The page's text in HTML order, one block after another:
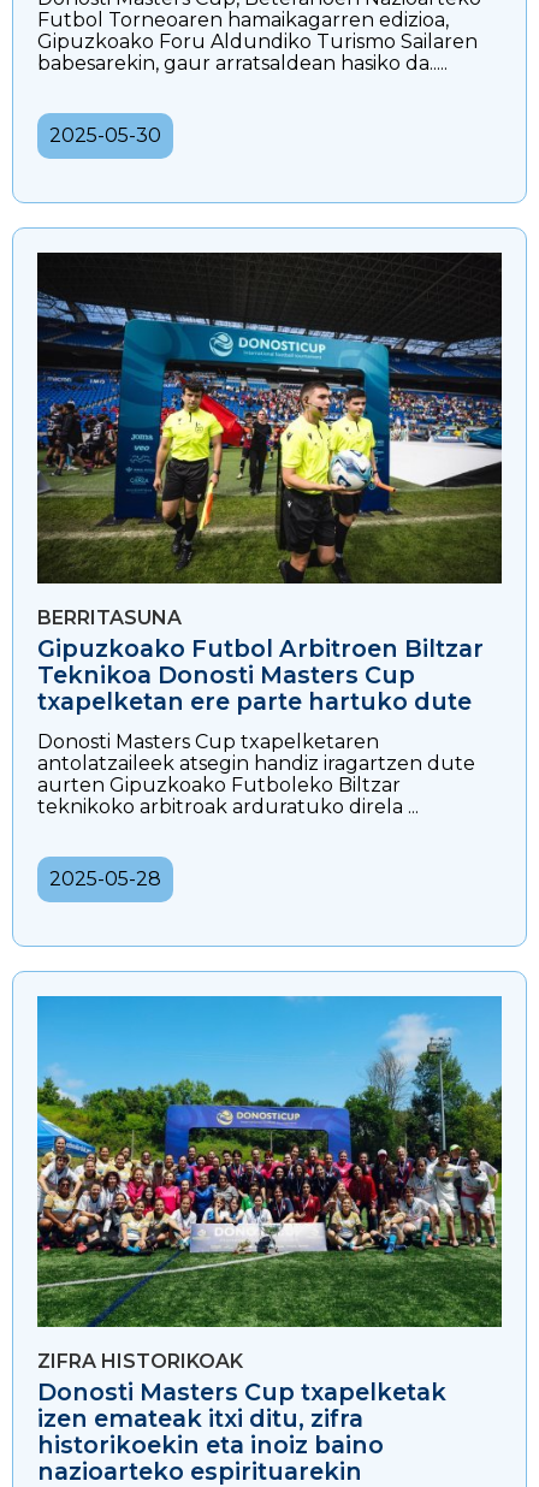
Futbol Torneoaren hamaikagarren edizioa,
Gipuzkoako Foru Aldundiko Turismo Sailaren
babesarekin, gaur arratsaldean hasiko da.....
2025-05-30
BERRITASUNA
Gipuzkoako Futbol Arbitroen Biltzar
Teknikoa Donosti Masters Cup
txapelketan ere parte hartuko dute
Donosti Masters Cup txapelketaren
antolatzaileek atsegin handiz iragartzen dute
aurten Gipuzkoako Futboleko Biltzar
teknikoko arbitroak arduratuko direla ...
2025-05-28
ZIFRA HISTORIKOAK
Donosti Masters Cup txapelketak
izen emateak itxi ditu, zifra
historikoekin eta inoiz baino
nazioarteko espirituarekin